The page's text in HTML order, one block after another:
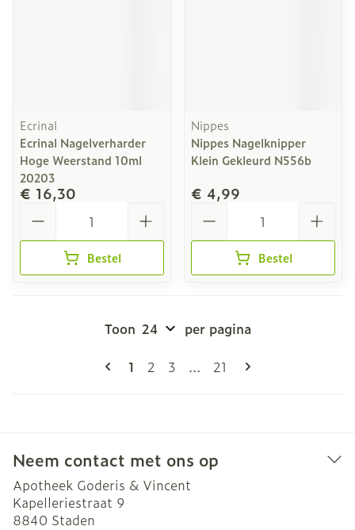
Ecrinal
Ecrinal Nagelverharder
Hoge Weerstand 10ml
20203
€ 16,30
Bestel
Nippes
Nippes Nagelknipper
Klein Gekleurd N556b
€ 4,99
Bestel
Pagina's
U lees momenteel pagina
1 Pagina
2 Pagina
3 ... Pagina
21
Toon per pagina
Neem contact met ons op
Apotheek Goderis & Vincent
Kapelleriestraat 9
8840 Staden